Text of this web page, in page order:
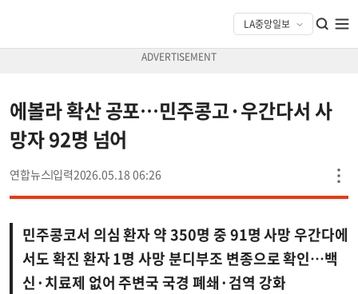
에볼라 확산 공포…민주콩고·우간다서 사
망자 92명 넘어
연합뉴스 2026.05.18 06:26
민주콩코서 의심 환자 약 350명 중 91명 사망 우간다에
서도 확진 환자 1명 사망 분디부조 변종으로 확인…백
신·치료제 없어 주변국 국경 폐쇄·검역 강화